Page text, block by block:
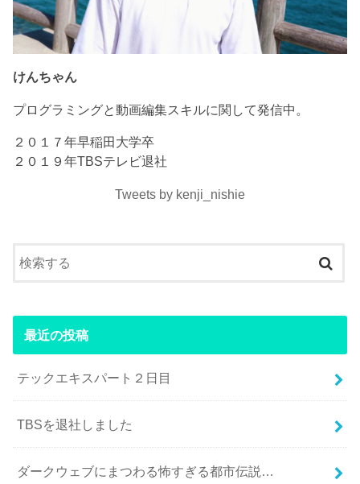
けんちゃん
プログラミングと動画編集スキルに関して発信中。
２０１７年早稲田大学卒
２０１９年TBSテレビ退社
Tweets by kenji_nishie
最近の投稿
テックエキスパート２日目
TBSを退社しました
ダークウェブにまつわる怖すぎる都市伝説…